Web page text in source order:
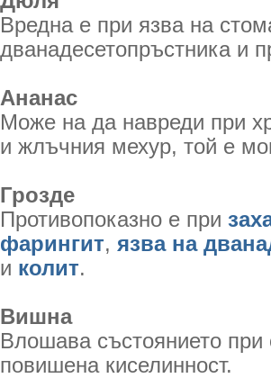
Вредна е при язва на
дванадесетопръстника и
Ананас
Може на да навреди при
и жлъчния мехур, той е
Грозде
Противопоказно е при
фарингит, язва на
и колит.
Вишна
Влошава състоянието
повишена киселинност.